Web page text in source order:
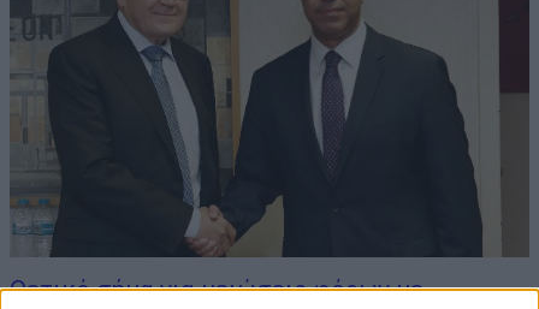
Θετικό σήμα για μειώσεις φόρων με